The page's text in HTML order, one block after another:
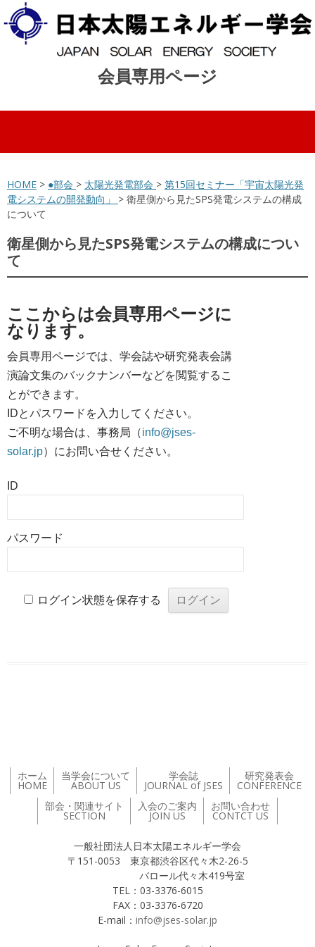
会員専用ページ
コンテンツへスキップ
HOME > ●部会 > 太陽光発電部会 > 第15回セミナー「宇宙太陽光発
電システムの開発動向」 > 衛星側から見たSPS発電システムの構成
について
衛星側から見たSPS発電システムの構成につい
て
ここからは会員専用ページに
なります。
会員専用ページでは、学会誌や研究発表会講
演論文集のバックナンバーなどを閲覧するこ
とができます。
IDとパスワードを入力してください。
ご不明な場合は、事務局（info@jses-
solar.jp）にお問い合せください。
ID
パスワード
ログイン状態を保存する
ホーム
HOME
当学会について
ABOUT US
学会誌
JOURNAL of JSES
研究発表会
CONFERENCE
部会・関連サイト
SECTION
入会のご案内
JOIN US
お問い合わせ
CONTCT US
一般社団法人日本太陽エネルギー学会
〒151-0053 東京都渋谷区代々木2-26-5
バロール代々木419号室
TEL：03-3376-6015
FAX：03-3376-6720
E-mail： info@jses-solar.jp